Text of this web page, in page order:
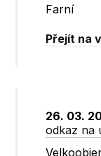
Farní
Přejít na
26. 03.
odkaz na